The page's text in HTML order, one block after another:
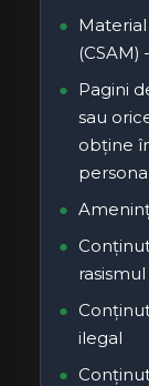
Pagini
sau
obține
ilegal